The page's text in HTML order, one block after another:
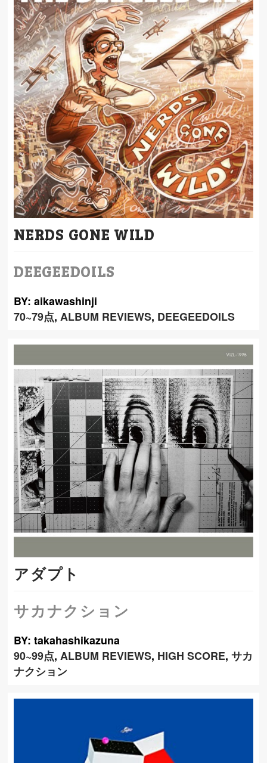
NERDS GONE WILD
DEEGEEDOILS
BY: aikawashinji
70~79点,ALBUM REVIEWS, DEEGEEDOILS
アダプト
サカナクション
BY: takahashikazuna
90~99点,ALBUM REVIEWS, HIGH SCORE,サカ
ナクション